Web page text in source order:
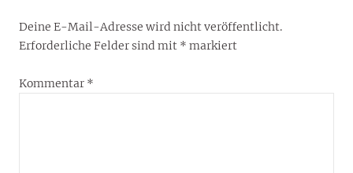
Deine E-Mail-Adresse wird nicht veröffentlicht.
Erforderliche Felder sind mit * markiert
Kommentar *